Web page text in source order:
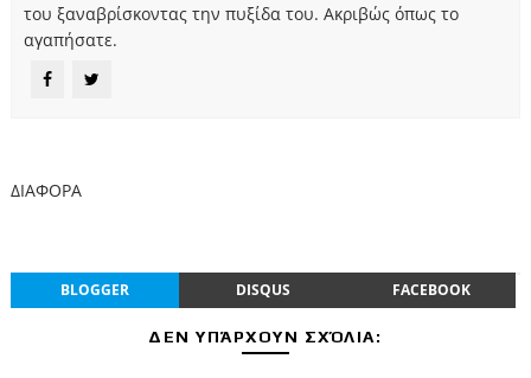
του ξαναβρίσκοντας την πυξίδα του. Ακριβώς όπως το
αγαπήσατε.
ΔΙΑΦΟΡΑ
BLOGGER DISQUS FACEBOOK
ΔΕΝ ΥΠΆΡΧΟΥΝ ΣΧΌΛΙΑ: